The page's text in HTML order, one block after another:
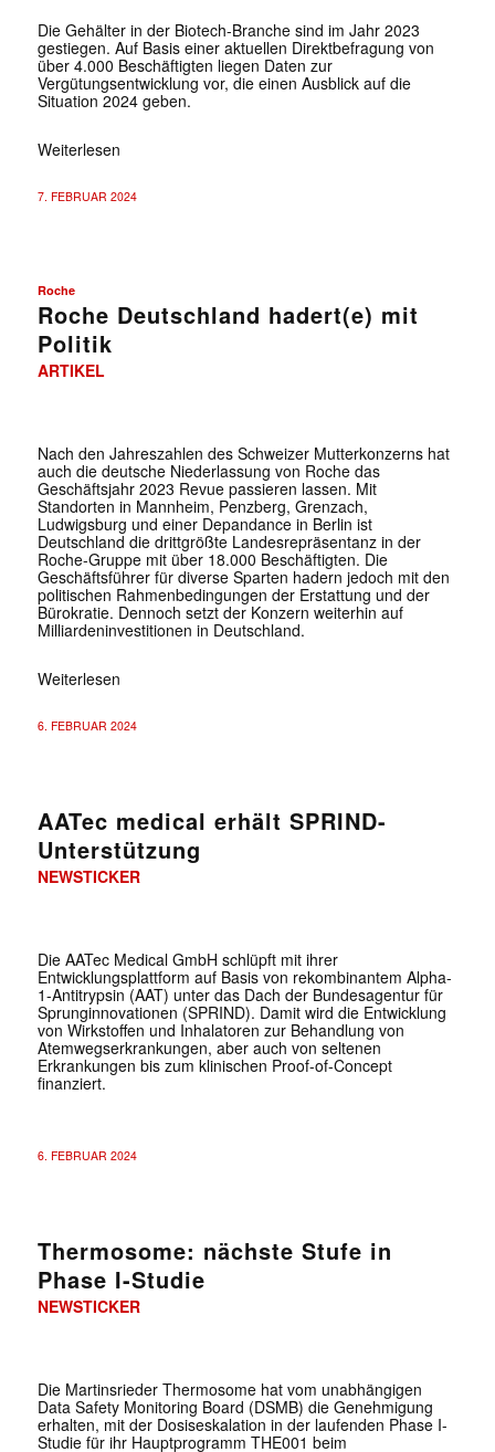
Die Gehälter in der Biotech-Branche sind im Jahr 2023
gestiegen. Auf Basis einer aktuellen Direktbefragung von
über 4.000 Beschäftigten liegen Daten zur
Vergütungsentwicklung vor, die einen Ausblick auf die
Situation 2024 geben.
Weiterlesen
7. FEBRUAR 2024
Roche
Roche Deutschland hadert(e) mit
Politik
ARTIKEL
Nach den Jahreszahlen des Schweizer Mutterkonzerns hat
auch die deutsche Niederlassung von Roche das
Geschäftsjahr 2023 Revue passieren lassen. Mit
Standorten in Mannheim, Penzberg, Grenzach,
Ludwigsburg und einer Depandance in Berlin ist
Deutschland die drittgrößte Landesrepräsentanz in der
Roche-Gruppe mit über 18.000 Beschäftigten. Die
Geschäftsführer für diverse Sparten hadern jedoch mit den
politischen Rahmenbedingungen der Erstattung und der
Bürokratie. Dennoch setzt der Konzern weiterhin auf
Milliardeninvestitionen in Deutschland.
Weiterlesen
6. FEBRUAR 2024
AATec medical erhält SPRIND-
Unterstützung
NEWSTICKER
Die AATec Medical GmbH schlüpft mit ihrer
Entwicklungsplattform auf Basis von rekombinantem Alpha-
1-Antitrypsin (AAT) unter das Dach der Bundesagentur für
Sprunginnovationen (SPRIND). Damit wird die Entwicklung
von Wirkstoffen und Inhalatoren zur Behandlung von
Atemwegserkrankungen, aber auch von seltenen
Erkrankungen bis zum klinischen Proof-of-Concept
finanziert.
6. FEBRUAR 2024
Thermosome: nächste Stufe in
Phase I-Studie
NEWSTICKER
Die Martinsrieder Thermosome hat vom unabhängigen
Data Safety Monitoring Board (DSMB) die Genehmigung
erhalten, mit der Dosiseskalation in der laufenden Phase I-
Studie für ihr Hauptprogramm THE001 beim